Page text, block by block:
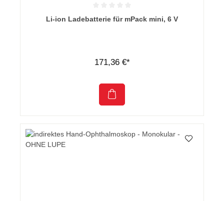
Durchschnittliche Bewertung von 0 von 5 Sternen
Li-ion Ladebatterie für mPack mini, 6 V
171,36 €*